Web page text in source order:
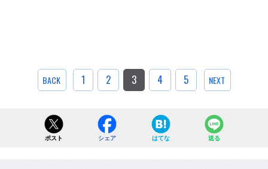
BACK 1 2 3 4 5 NEXT
ポスト シェア はてな 送る